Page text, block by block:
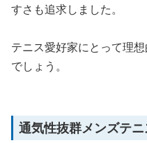
すさも追求しました。
テニス愛好家にとって理
でしょう。
通気性抜群メンズテ